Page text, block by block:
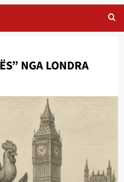
NGA LONDRA